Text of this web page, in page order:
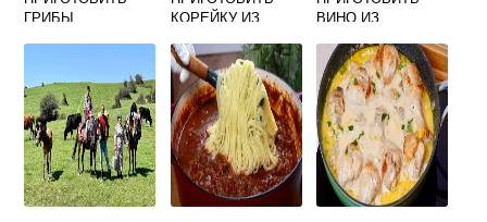
ГРИБЫ
СО СМЕТАНОЙ И
СЫРОМ
КОРЕЙКУ ИЗ
ДУХОВКЕ СОЧНО
И ВКУСНО
ВИНО ИЗ
ДОМАШНИХ
УСЛОВИЯХ
САМЫЙ ПРОСТОЙ
И ВКУСНЫЙ